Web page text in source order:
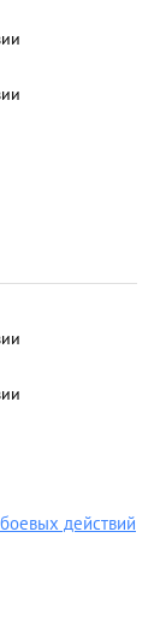
действий